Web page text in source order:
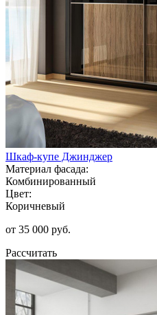
Шкаф-купе Джинджер
Материал фасада:
Комбинированный
Цвет:
Коричневый
от 35 000 руб.
Рассчитать